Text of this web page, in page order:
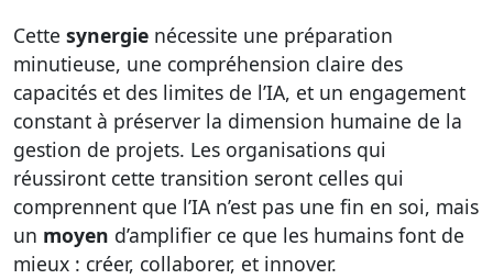
Cette synergie nécessite une préparation
minutieuse, une compréhension claire des
capacités et des limites de l’IA, et un engagement
constant à préserver la dimension humaine de la
gestion de projets. Les organisations qui
réussiront cette transition seront celles qui
comprennent que l’IA n’est pas une fin en soi, mais
un moyen d’amplifier ce que les humains font de
mieux : créer, collaborer, et innover.